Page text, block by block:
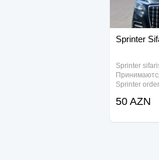
Sprinter
Sprinter
Sprinter
istiqamətdə
class, S
50 AZN